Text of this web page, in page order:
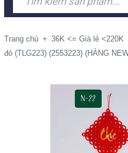
Trang chủ + 36K <= Giá lẻ <220K
đỏ (TLG223) (2553223) (HÀNG